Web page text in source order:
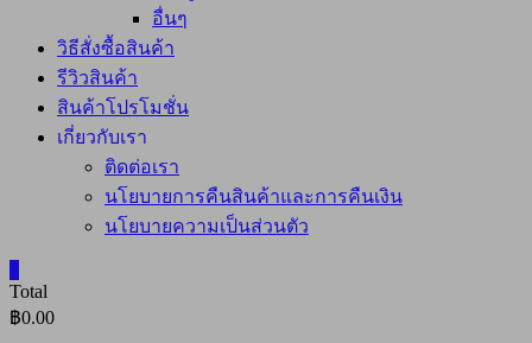
อื่นๆ
วิธีสั่งซื้อสินค้า
รีวิวสินค้า
สินค้าโปรโมชั่น
เกี่ยวกับเรา
ติดต่อเรา
นโยบายการคืนสินค้าและการคืนเงิน
นโยบายความเป็นส่วนตัว
Total
฿0.00